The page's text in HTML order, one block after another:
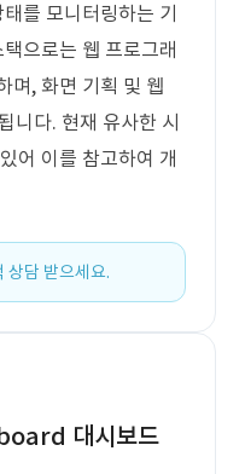
를 모니터링하는 기
으로는 웹 프로그래
며, 화면 기획 및 웹
니다. 현재 유사한 시
어 이를 참고하여 개
상담 받으세요.
대시보드